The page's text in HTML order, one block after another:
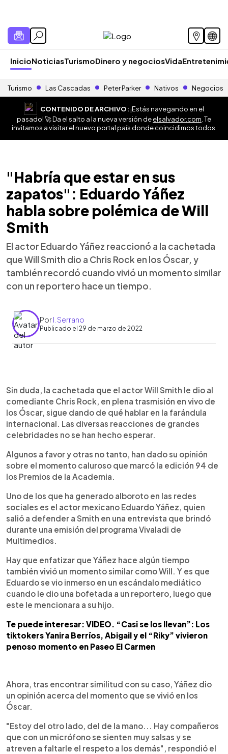
InicioNoticiasTurismoDinero y negociosVida
Turismo Las Cascadas Peter Parker Nativos Negocios
CONTENIDO DE ARCHIVO:¡Estás navegando en el
pasado! 🚀 Da el salto a la nueva versión deelsalvador.com . Te
invitamos a visitar el nuevo portal país donde coincidimos todos.
"Habría que estar en sus
zapatos": Eduardo Yáñez
habla sobre polémica de Will
Smith
El actor Eduardo Yáñez reaccionó a la cachetada
que Will Smith dio a Chris Rock en los Óscar, y
también recordó cuando vivió un momento similar
con un reportero hace un tiempo.
PorI. Serrano
Publicado el 29 de marzo de 2022
► Escuchar artículo
Sin duda, la cachetada que el actor Will Smith le dio al
comediante Chris Rock, en plena trasmisión en vivo de
los Óscar, sigue dando de qué hablar en la farándula
internacional. Las diversas reacciones de grandes
celebridades no se han hecho esperar.
Algunos a favor y otras no tanto, han dado su opinión
sobre el momento caluroso que marcó la edición 94 de
los Premios de la Academia.
Uno de los que ha generado alboroto en las redes
sociales es el actor mexicano Eduardo Yáñez, quien
salió a defender a Smith en una entrevista que brindó
durante una emisión del programa Vivaladi de
Multimedios.
Hay que enfatizar que Yáñez hace algún tiempo
también vivió un momento similar como Will. Y es que
Eduardo se vio inmerso en un escándalo mediático
cuando le dio una bofetada a un reportero, luego que
este le mencionara a su hijo.
Te puede interesar: VIDEO. “Casi se los llevan”: Los
tiktokers Yanira Berríos, Abigail y el “Riky” vivieron
penoso momento en Paseo El Carmen
Ahora, tras encontrar similitud con su caso, Yáñez dio
un opinión acerca del momento que se vivió en los
Óscar.
"Estoy del otro lado, del de la mano... Hay compañeros
que con un micrófono se sienten muy salsas y se
atreven a faltarle el respeto a los demás", respondió el